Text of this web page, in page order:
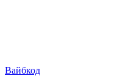
Вайбкод